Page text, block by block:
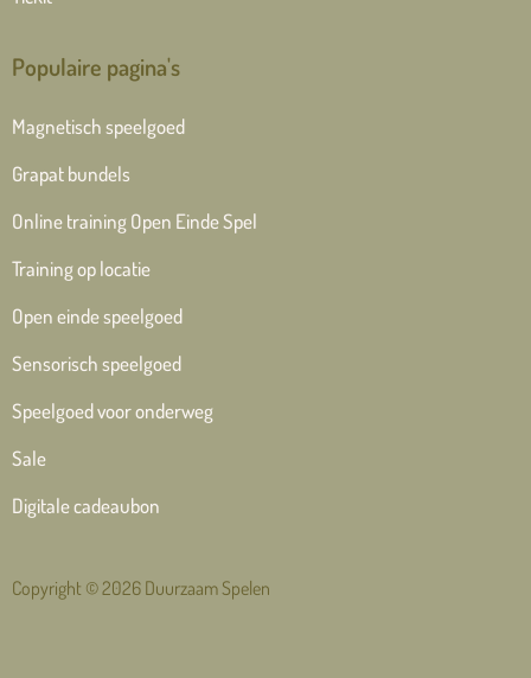
Populaire pagina's
Magnetisch speelgoed
Grapat bundels
Online training Open Einde Spel
Training op locatie
Open einde speelgoed
Sensorisch speelgoed
Speelgoed voor onderweg
Sale
Digitale cadeaubon
Copyright © 2026 Duurzaam Spelen